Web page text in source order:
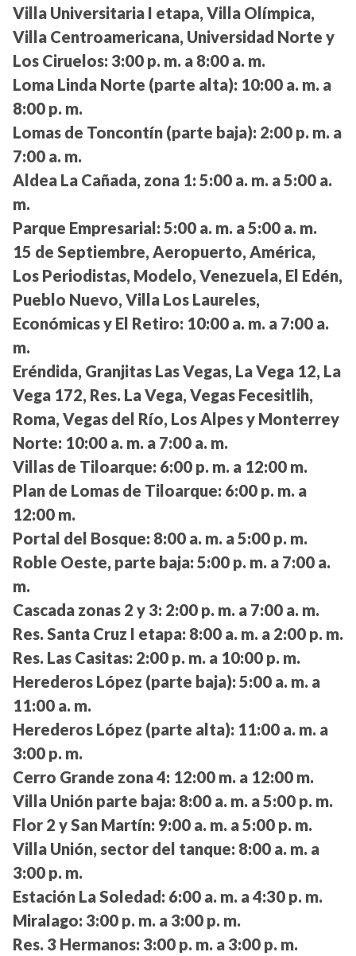
Villa Universitaria I etapa, Villa Olímpica,
Villa Centroamericana, Universidad Norte y
Los Ciruelos: 3:00 p. m. a 8:00 a. m.
Loma Linda Norte (parte alta): 10:00 a. m. a
8:00 p. m.
Lomas de Toncontín (parte baja): 2:00 p. m. a
7:00 a. m.
Aldea La Cañada, zona 1: 5:00 a. m. a 5:00 a.
m.
Parque Empresarial: 5:00 a. m. a 5:00 a. m.
15 de Septiembre, Aeropuerto, América,
Los Periodistas, Modelo, Venezuela, El Edén,
Pueblo Nuevo, Villa Los Laureles,
Económicas y El Retiro: 10:00 a. m. a 7:00 a.
m.
Eréndida, Granjitas Las Vegas, La Vega 12, La
Vega 172, Res. La Vega, Vegas Fecesitlih,
Roma, Vegas del Río, Los Alpes y Monterrey
Norte: 10:00 a. m. a 7:00 a. m.
Villas de Tiloarque: 6:00 p. m. a 12:00 m.
Plan de Lomas de Tiloarque: 6:00 p. m. a
12:00 m.
Portal del Bosque: 8:00 a. m. a 5:00 p. m.
Roble Oeste, parte baja: 5:00 p. m. a 7:00 a.
m.
Cascada zonas 2 y 3: 2:00 p. m. a 7:00 a. m.
Res. Santa Cruz I etapa: 8:00 a. m. a 2:00 p. m.
Res. Las Casitas: 2:00 p. m. a 10:00 p. m.
Herederos López (parte baja): 5:00 a. m. a
11:00 a. m.
Herederos López (parte alta): 11:00 a. m. a
3:00 p. m.
Cerro Grande zona 4: 12:00 m. a 12:00 m.
Villa Unión parte baja: 8:00 a. m. a 5:00 p. m.
Flor 2 y San Martín: 9:00 a. m. a 5:00 p. m.
Villa Unión, sector del tanque: 8:00 a. m. a
3:00 p. m.
Estación La Soledad: 6:00 a. m. a 4:30 p. m.
Miralago: 3:00 p. m. a 3:00 p. m.
Res. 3 Hermanos: 3:00 p. m. a 3:00 p. m.